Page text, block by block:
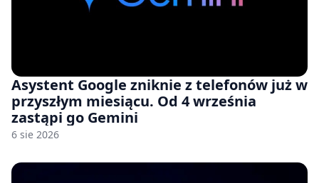
Asystent Google zniknie z telefonów już w
przyszłym miesiącu. Od 4 września
zastąpi go Gemini
6 sie 2026